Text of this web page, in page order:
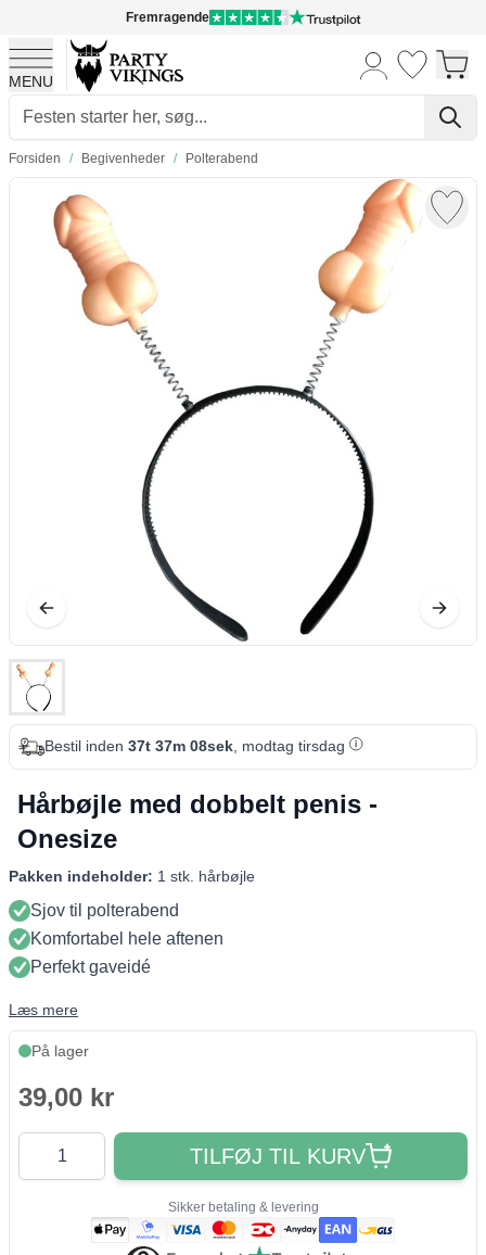
Fremragende
MENU
Skip to Content
Forsiden / Begivenheder / Polterabend
Bestil inden 37t 37m 08sek, modtag tirsdag
Hårbøjle med dobbelt penis -
Onesize
Pakken indeholder: 1 stk. hårbøjle
Sjov til polterabend
Komfortabel hele aftenen
Perfekt gaveidé
Læs mere
På lager
39,00 kr
Antal
TILFØJ TIL KURV
Sikker betaling & levering